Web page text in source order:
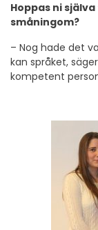
Hoppas ni
småningom?
– Nog hade det
kan språket,
kompetent